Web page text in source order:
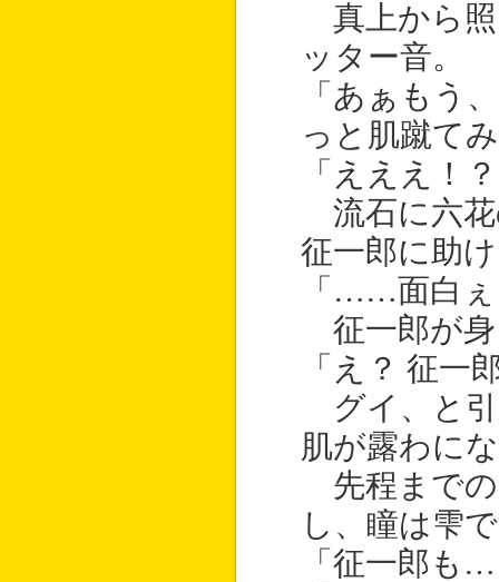
真上から照
ッター音。
「あぁもう
っと肌蹴て
「えええ！
流石に六花
征一郎に助
「……面白
征一郎が身
「え？ 征一
グイ、と引
肌が露わに
先程までの
し、瞳は雫
「征一郎も